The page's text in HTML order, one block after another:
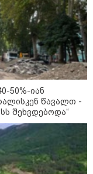
გაორმაგდება“
შესაძლოა,
50%-იან
წავალთ -
შეხვდებოდა“